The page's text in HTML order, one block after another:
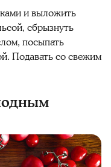
и выложить
сбрызнуть
посыпать
Подавать со свежим